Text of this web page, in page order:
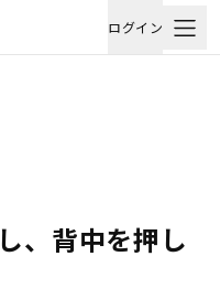
ログイン
、背中を押し